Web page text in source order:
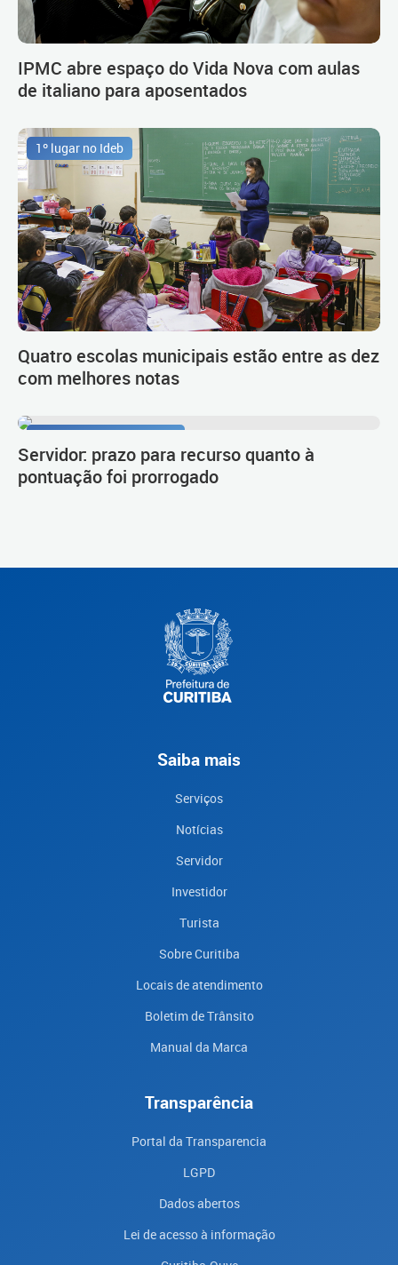
IPMC abre espaço do Vida Nova com aulas
de italiano para aposentados
1º lugar no Ideb
Quatro escolas municipais estão entre as dez
com melhores notas
Servidor: prazo para recurso quanto à
pontuação foi prorrogado
Saiba mais
Serviços
Notícias
Servidor
Investidor
Turista
Sobre Curitiba
Locais de atendimento
Boletim de Trânsito
Manual da Marca
Transparência
Portal da Transparencia
LGPD
Dados abertos
Lei de acesso à informação